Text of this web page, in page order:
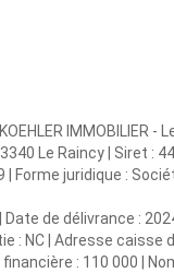
IMMOBILIER -
Le Raincy | Siret :
Forme juridique :
de délivrance :
: NC | Adresse
: 110 000 |